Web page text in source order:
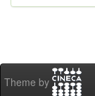
Theme by